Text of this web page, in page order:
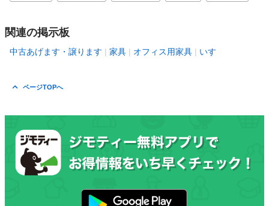
関連の掲示板
中古あげます・譲ります 家具 オフィス用家具 いす
ページTOPへ